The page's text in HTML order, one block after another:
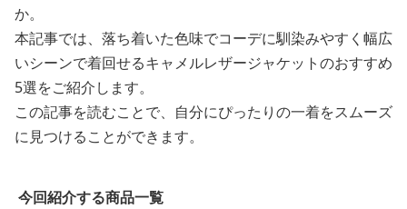
か。
本記事では、落ち着いた色味でコーデに馴染みやすく幅広
いシーンで着回せるキャメルレザージャケットのおすすめ
5選をご紹介します。
この記事を読むことで、自分にぴったりの一着をスムーズ
に見つけることができます。
今回紹介する商品一覧